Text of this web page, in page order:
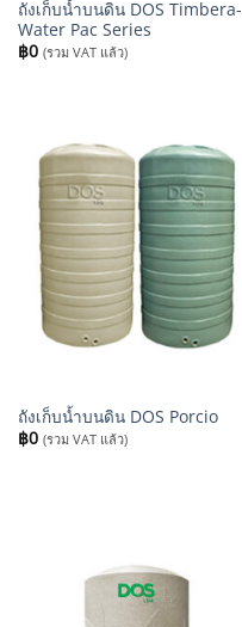
ถังเก็บน้ำบนดิน DOS Timbera-
Water Pac Series
฿0 (รวม VAT แล้ว)
ถังเก็บน้ำบนดิน DOS Porcio
฿0 (รวม VAT แล้ว)